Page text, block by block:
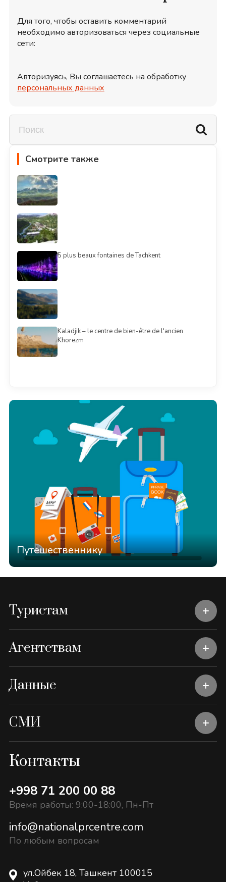
Для того, чтобы оставить комментарий
необходимо авторизоваться через социальные
сети:
Авторизуясь, Вы соглашаетесь на обработку
персональных данных
Смотрите также
5 plus beaux fontaines de Tachkent
Kaladjik – le centre de bien-être de l'ancien
Khorezm
Путешественнику
Туристам
Агентствам
Данные
СМИ
Контакты
+998 71 200 00 88
Время работы: 9:00-18:00, Пн-Пт
info@nationalprcentre.com
По любым вопросам
ул.Ойбек 18, Ташкент 100015